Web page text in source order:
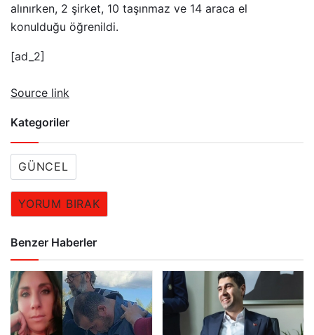
alınırken, 2 şirket, 10 taşınmaz ve 14 araca el
konulduğu öğrenildi.
[ad_2]
Source link
Kategoriler
GÜNCEL
YORUM BIRAK
Benzer Haberler